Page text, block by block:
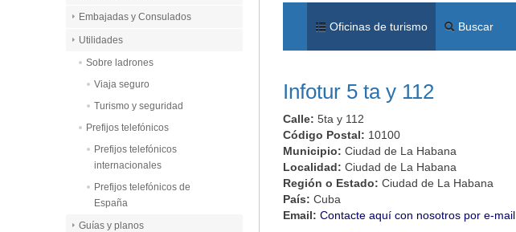
Oficinas de turismo Buscar
Infotur 5 ta y 112
Calle: 5ta y 112
Código Postal: 10100
Municipio: Ciudad de La Habana
Localidad: Ciudad de La Habana
Región o Estado: Ciudad de La Habana
País: Cuba
Email: Contacte aquí con nosotros por e-mail
Embajadas y Consulados
Utilidades
Sobre ladrones
Viaja seguro
Turismo y seguridad
Prefijos telefónicos
Prefijos telefónicos
internacionales
Prefijos telefónicos de
España
Guías y planos